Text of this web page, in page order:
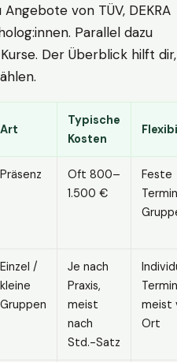
von TÜV, DEKRA
Parallel dazu
Der Überblick hilft dir,
Art
Typische
Kosten
Präsenz
Oft 800–
1.500 €
Feste
Einzel /
kleine
Gruppen
Je nach
Praxis,
meist
nach
Std.-Satz
meist
Ort